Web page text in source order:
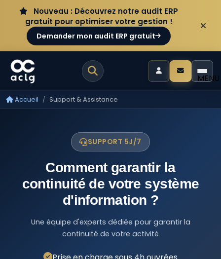
Aller au contenuNouveau : Découvrez notre audit ERP
gratuit pour optimiser votre gestion !
Demander mon audit ERP gratuit
MENU
Accueil Support & Assistance
SUPPORT 5J/7
Comment garantir la
continuité de votre système
d'information ?
Une équipe d'experts dédiée pour garantir la
continuité de votre activité
Panneau de gestion des cookies